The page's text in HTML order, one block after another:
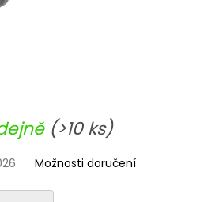
(>10 ks)
Možnosti doručení